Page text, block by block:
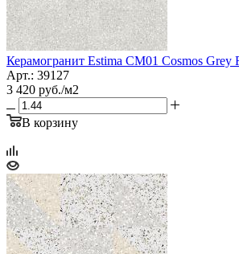
Керамогранит Estima CM01 Cosmos Grey
Арт.: 39127
3 420 руб./м2
В корзину